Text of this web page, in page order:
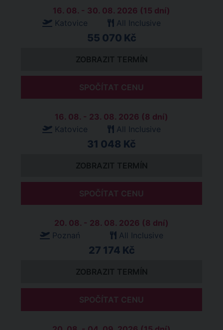
16. 08. - 30. 08. 2026 (15 dní)
Katovice
All Inclusive
55 070 Kč
ZOBRAZIT TERMÍN
SPOČÍTAT CENU
16. 08. - 23. 08. 2026 (8 dní)
Katovice
All Inclusive
31 048 Kč
ZOBRAZIT TERMÍN
SPOČÍTAT CENU
20. 08. - 28. 08. 2026 (8 dní)
Poznań
All Inclusive
27 174 Kč
ZOBRAZIT TERMÍN
SPOČÍTAT CENU